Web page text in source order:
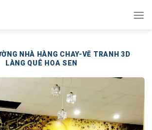
NHÀ HÀNG CHAY-VẼ TRANH 3D
LÀNG QUÊ HOA SEN